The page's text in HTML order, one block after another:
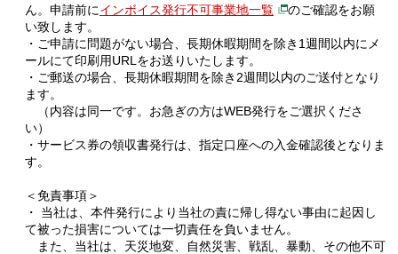
ん。申請前にインボイス発行不可事業地一覧
のご確認をお願
い致します。
・ご申請に問題がない場合、長期休暇期間を除き1週間以内にメ
ールにて印刷用URLをお送りいたします。
・ご郵送の場合、長期休暇期間を除き2週間以内のご送付となり
ます。
（内容は同一です。お急ぎの方はWEB発行をご選択くださ
い）
・サービス券の領収書発行は、指定口座への入金確認後となりま
す。
＜免責事項＞
・ 当社は、本件発行により当社の責に帰し得ない事由に起因し
て被った損害については一切責任を負いません。
また、当社は、天災地変、自然災害、戦乱、暴動、その他不可